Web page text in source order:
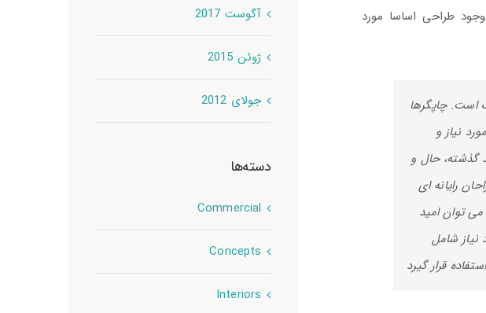
طراحی اساسا مورد
است. چاپگرها
نیاز و
گذشته، حال و
رایانه ای
توان امید
شامل
قرار گیرد
آگوست 2017
ژوئن 2015
جولای 2012
دسته‌ها
Commercial
Concepts
Interiors